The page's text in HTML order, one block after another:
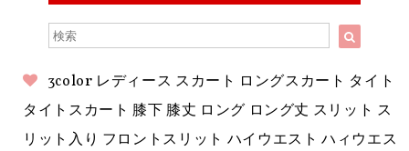
3color レディース スカート ロングスカート タイト
タイトスカート 膝下 膝丈 ロング ロング丈 スリット ス
リット入り フロントスリット ハイウエスト ハィウエス